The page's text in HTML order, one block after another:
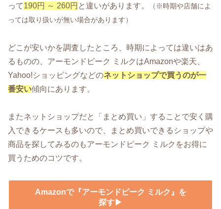
って190円 ～ 260円 と違いがあります。
（※時期や店舗によ
っては取り扱いが無い場合があります）
どこが安いかを調査したところ、時期によっては違いはあ
るものの、アーモンドピーク ミルクはAmazonや楽天、
Yahoo!ショッピングなどのネットショップで買うのが一
番安い傾向にあります。
またネットショップだと「まとめ買い」することで安く購
入できるケースも多いので、まとめ買いできるショップや
商品を探してみるのもアーモンドピーク ミルクをお得に
買うためのコツです。
Amazonで『アーモンドピーク ミルク』を
探す▶